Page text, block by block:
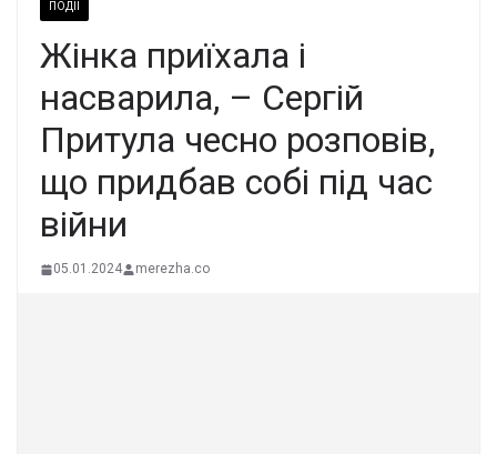
ПОДІЇ
Жінка приїхала і
насварила, – Сергій
Притула чесно розповів,
що придбав собі під час
війни
05.01.2024 merezha.co